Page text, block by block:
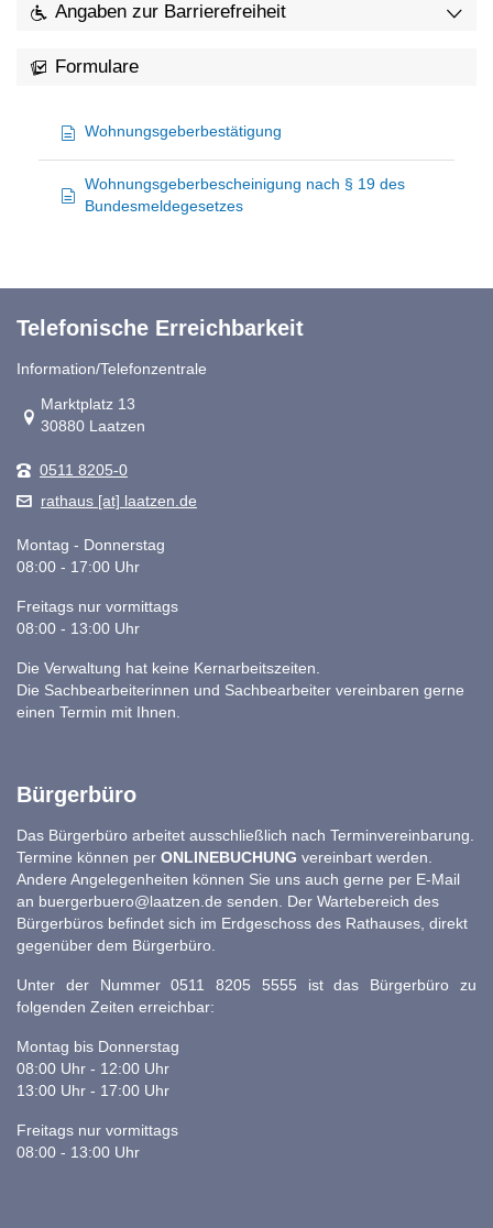
Angaben zur Barrierefreiheit
Formulare
Wohnungsgeberbestätigung
Wohnungsgeberbescheinigung nach § 19 des
Bundesmeldegesetzes
Telefonische Erreichbarkeit
Information/Telefonzentrale
Link zur Google-Maps Navigation
Marktplatz 13
30880 Laatzen
0511 8205-0
rathaus [at] laatzen.de
Montag - Donnerstag
08:00 - 17:00 Uhr
Freitags nur vormittags
08:00 - 13:00 Uhr
Die Verwaltung hat keine Kernarbeitszeiten.
Die Sachbearbeiterinnen und Sachbearbeiter vereinbaren gerne
einen Termin mit Ihnen.
Bürgerbüro
Das Bürgerbüro arbeitet ausschließlich nach Terminvereinbarung.
Termine können per ONLINEBUCHUNG vereinbart werden.
Andere Angelegenheiten können Sie uns auch gerne per E-Mail
an buergerbuero@laatzen.de senden. Der Wartebereich des
Bürgerbüros befindet sich im Erdgeschoss des Rathauses, direkt
gegenüber dem Bürgerbüro.
Unter der Nummer 0511 8205 5555 ist das Bürgerbüro zu
folgenden Zeiten erreichbar:
Montag bis Donnerstag
08:00 Uhr - 12:00 Uhr
13:00 Uhr - 17:00 Uhr
Freitags nur vormittags
08:00 - 13:00 Uhr